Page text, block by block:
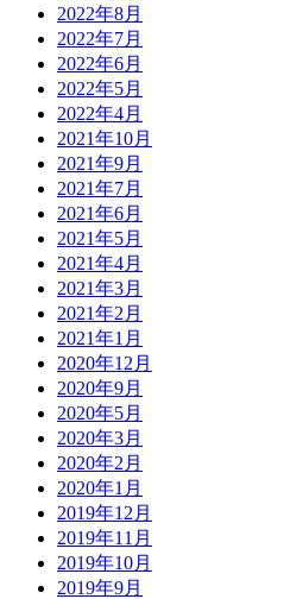
2022年8月
2022年7月
2022年6月
2022年5月
2022年4月
2021年10月
2021年9月
2021年7月
2021年6月
2021年5月
2021年4月
2021年3月
2021年2月
2021年1月
2020年12月
2020年9月
2020年5月
2020年3月
2020年2月
2020年1月
2019年12月
2019年11月
2019年10月
2019年9月